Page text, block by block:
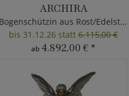
ARCHIRA
Bogenschützin aus Rost/Edelstahl
bis 31.12.26 statt6.115,00 €
ab 4.892,00 € *